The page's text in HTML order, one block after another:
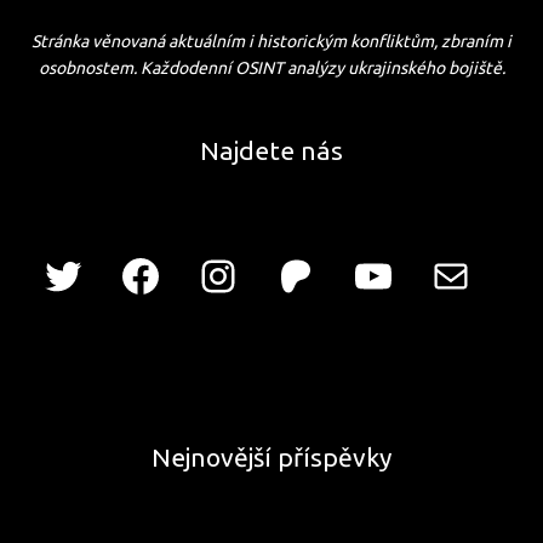
Stránka věnovaná aktuálním i historickým konfliktům, zbraním i
osobnostem. Každodenní OSINT analýzy ukrajinského bojiště.
Najdete nás
Nejnovější příspěvky